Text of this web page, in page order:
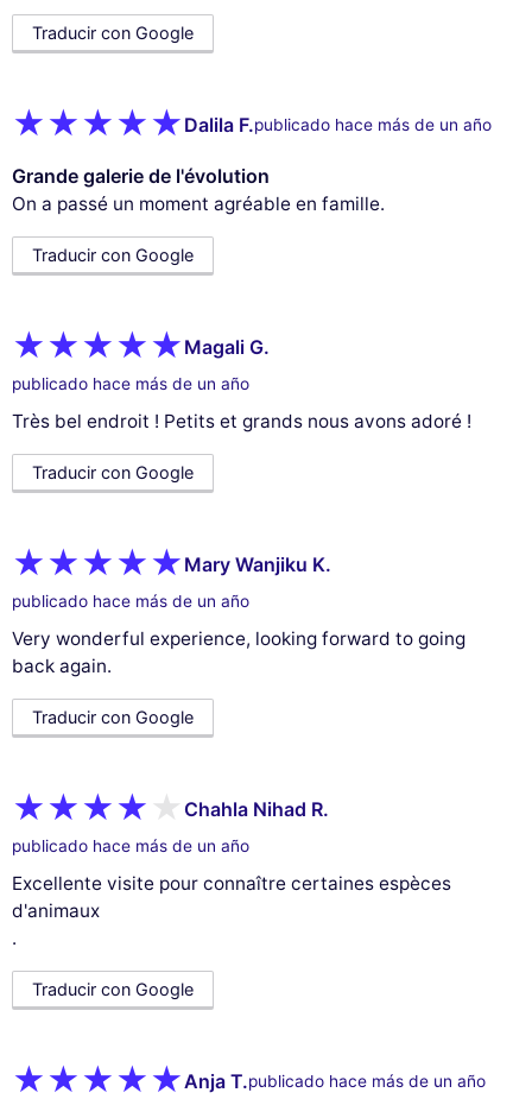
Traducir con Google
Dalila F.publicado hace más de un año
Grande galerie de l'évolution
On a passé un moment agréable en famille.
Traducir con Google
Magali G.
publicado hace más de un año
Très bel endroit ! Petits et grands nous avons adoré !
Traducir con Google
Mary Wanjiku K.
publicado hace más de un año
Very wonderful experience, looking forward to going
back again.
Traducir con Google
Chahla Nihad R.
publicado hace más de un año
Excellente visite pour connaître certaines espèces
d'animaux
.
Traducir con Google
Anja T.publicado hace más de un año